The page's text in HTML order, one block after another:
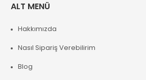
ALT MENÜ
Hakkımızda
Nasıl Sipariş Verebilirim
Blog